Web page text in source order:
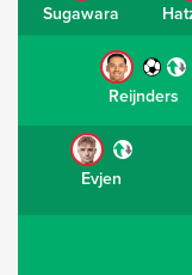
Sugawara
Reijnders
Evjen